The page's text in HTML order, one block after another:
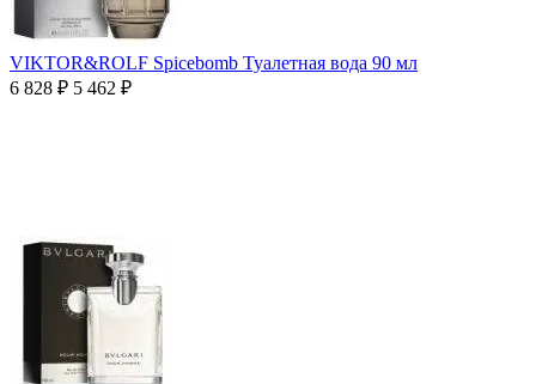
VIKTOR&ROLF Spicebomb Туалетная вода 90 мл
6 828 ₽ 5 462 ₽